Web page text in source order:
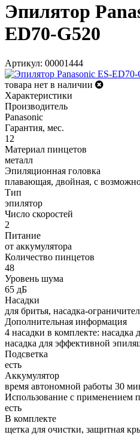
Эпилятор
ED70-G520
Артикул: 00001444
товара нет в наличии
Характеристики
Производитель
Panasonic
Гарантия, мес.
12
Материал пинцетов
металл
Эпиляционная головка
плавающая, двойная, с
Тип
эпилятор
Число скоростей
2
Питание
от аккумулятора
Количество пинцетов
48
Уровень шума
65 дБ
Насадки
для бритья, насадка-
Дополнительная информация
4 насадки в комплекте: насадка
насадка для эффективной
Подсветка
есть
Аккумулятор
время автономной работы 30
Использование с применением
есть
В комплекте
щетка для очистки, защитная